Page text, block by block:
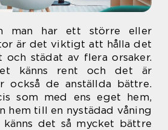
man har ett större eller
är det viktigt att hålla det
och städat av flera orsaker.
känns rent och det är
också de anställda bättre.
som med ens eget hem,
hem till en nystädad våning
känns det så mycket bättre